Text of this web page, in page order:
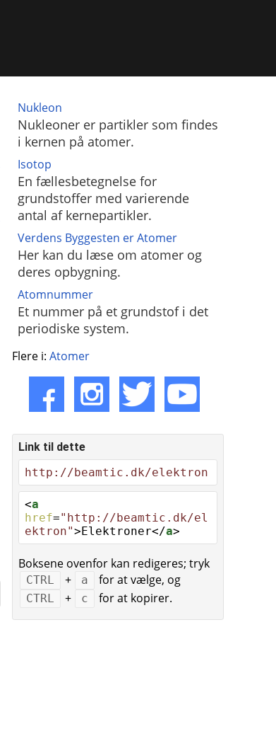
Nukleon
Nukleoner er partikler som findes
i kernen på atomer.
Isotop
En fællesbetegnelse for
grundstoffer med varierende
antal af kernepartikler.
Verdens Byggesten er Atomer
Her kan du læse om atomer og
deres opbygning.
Atomnummer
Et nummer på et grundstof i det
periodiske system.
Flere i:Atomer
Link til dette
http://beamtic.dk/elektron
<a
href="http://beamtic.dk/el
ektron">Elektroner</a>
Boksene ovenfor kan redigeres; tryk
CTRL + a for at vælge, og
CTRL + c for at kopirer.